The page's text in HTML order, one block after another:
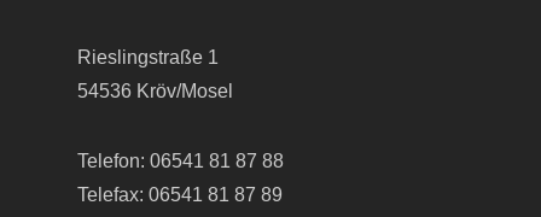
Rieslingstraße 1
54536 Kröv/Mosel
Telefon: 06541 81 87 88
Telefax: 06541 81 87 89